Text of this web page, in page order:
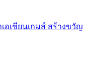
เชียนเกมส์ สร้างขวัญ